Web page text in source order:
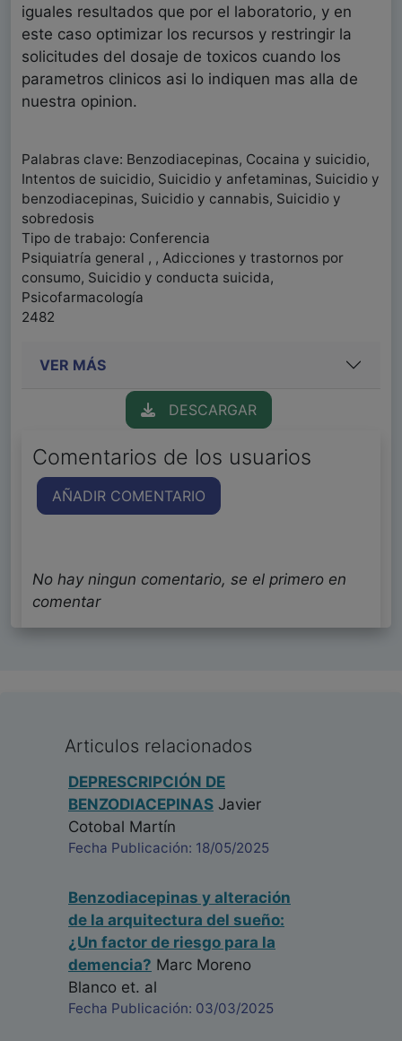
iguales resultados que por el laboratorio, y en
este caso optimizar los recursos y restringir la
solicitudes del dosaje de toxicos cuando los
parametros clinicos asi lo indiquen mas alla de
nuestra opinion.
Palabras clave: Benzodiacepinas, Cocaina y suicidio,
Intentos de suicidio, Suicidio y anfetaminas, Suicidio y
benzodiacepinas, Suicidio y cannabis, Suicidio y
sobredosis
Tipo de trabajo: Conferencia
Psiquiatría general , , Adicciones y trastornos por
consumo, Suicidio y conducta suicida,
Psicofarmacología
2482
VER MÁS
DESCARGAR
Comentarios de los usuarios
AÑADIR COMENTARIO
No hay ningun comentario, se el primero en
comentar
Articulos relacionados
DEPRESCRIPCIÓN DE
BENZODIACEPINAS Javier
Cotobal Martín
Fecha Publicación: 18/05/2025
Benzodiacepinas y alteración
de la arquitectura del sueño:
¿Un factor de riesgo para la
demencia? Marc Moreno
Blanco et. al
Fecha Publicación: 03/03/2025